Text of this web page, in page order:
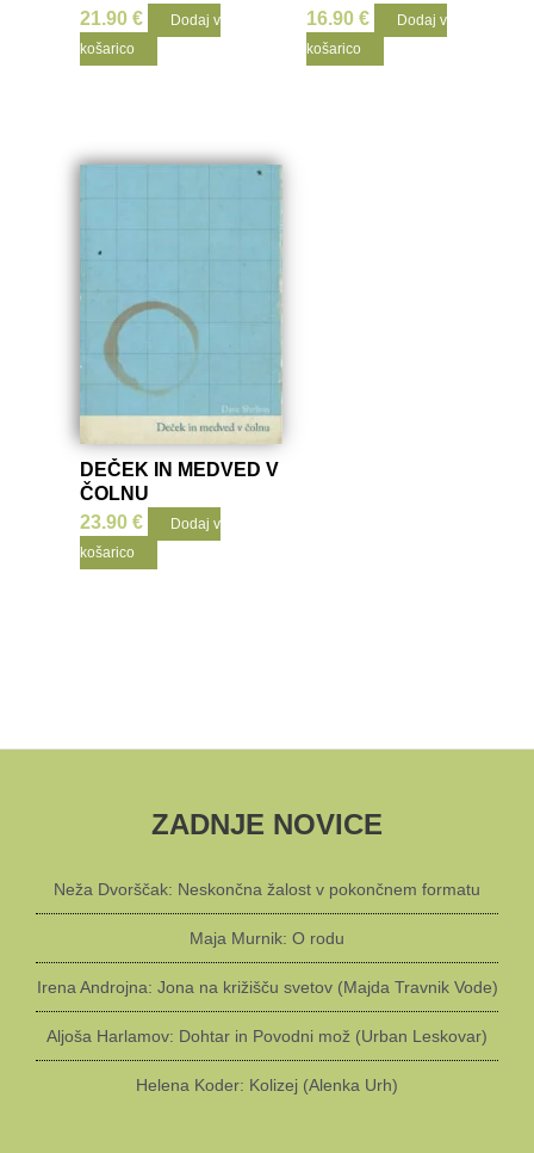
21.90€
Dodaj v
košarico
16.90 €
Dodaj v
košarico
DEČEK IN MEDVED V
ČOLNU
23.90€
Dodaj v
košarico
ZADNJE NOVICE
Neža Dvorščak: Neskončna žalost v pokončnem formatu
Maja Murnik: O rodu
Irena Androjna: Jona na križišču svetov (Majda Travnik Vode)
Aljoša Harlamov: Dohtar in Povodni mož (Urban Leskovar)
Helena Koder: Kolizej (Alenka Urh)